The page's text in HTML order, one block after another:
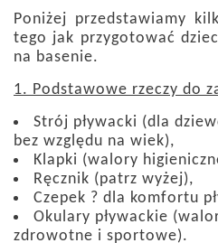
Poniżej przedstawiamy
tego jak przygotować
na basenie.
1. Podstawowe rzeczy do
Strój pływacki (dla
bez względu na wiek),
Klapki (walory
Ręcznik (patrz wyżej),
Czepek ? dla komfortu
Okulary pływackie
zdrowotne i sportowe).